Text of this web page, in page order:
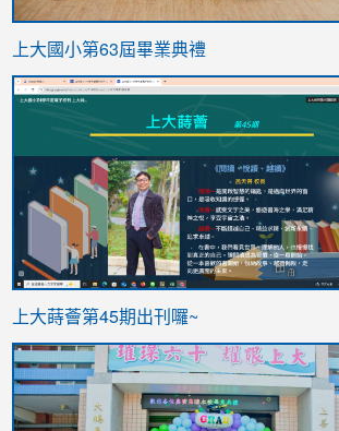
link
https://sites.google.com/stes.tyc.edu.tw/
上大國小第63屆畢業典禮
link
ink
https://sites.google.com/stes.tyc.edu.tw/
link
https://sites.google.com/stes.tyc.edu.tw/
上大蒔薈第45期出刊囉~